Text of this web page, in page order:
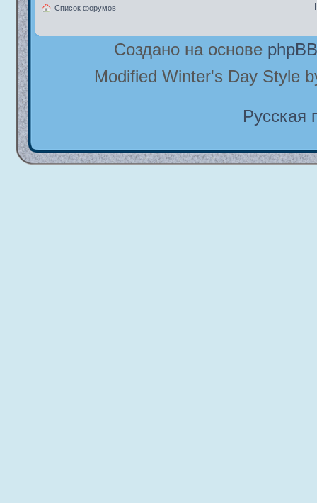
Список форумов
Создано на основе phpBB
Modified Winter's Day Style
Русская